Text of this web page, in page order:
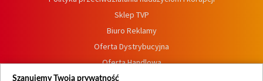
Sklep TVP
Biuro Reklamy
Oferta Dystrybucyjna
Oferta Handlowa
Dostępność
Szanujemy Twoją prywatność